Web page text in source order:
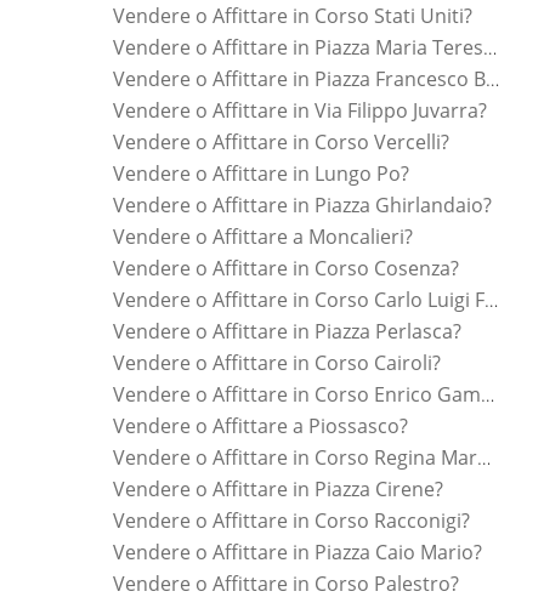
Vendere o Affittare in Corso Stati Uniti?
Vendere o Affittare in Piazza Maria Teresa?
Vendere o Affittare in Piazza Francesco Borromini?
Vendere o Affittare in Via Filippo Juvarra?
Vendere o Affittare in Corso Vercelli?
Vendere o Affittare in Lungo Po?
Vendere o Affittare in Piazza Ghirlandaio?
Vendere o Affittare a Moncalieri?
Vendere o Affittare in Corso Cosenza?
Vendere o Affittare in Corso Carlo Luigi Farini?
Vendere o Affittare in Piazza Perlasca?
Vendere o Affittare in Corso Cairoli?
Vendere o Affittare in Corso Enrico Gamba?
Vendere o Affittare a Piossasco?
Vendere o Affittare in Corso Regina Margherita?
Vendere o Affittare in Piazza Cirene?
Vendere o Affittare in Corso Racconigi?
Vendere o Affittare in Piazza Caio Mario?
Vendere o Affittare in Corso Palestro?